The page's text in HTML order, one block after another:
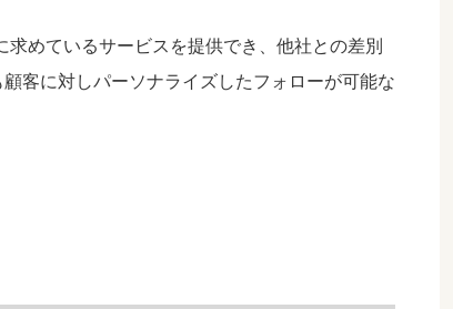
めているサービスを提供でき、他社との差別
客に対しパーソナライズしたフォローが可能な